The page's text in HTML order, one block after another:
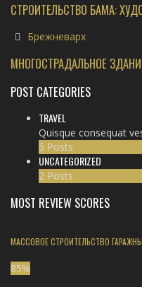
СТРОИТЕЛЬСТВО БАМА:
Брежневарх
МНОГОСТРАДАЛЬНОЕ
POST CATEGORIES
TRAVEL
Quisque consequat
5 Posts
UNCATEGORIZED
2 Posts
MOST REVIEW SCORES
МАССОВОЕ СТРОИТЕЛЬСТВО
85%